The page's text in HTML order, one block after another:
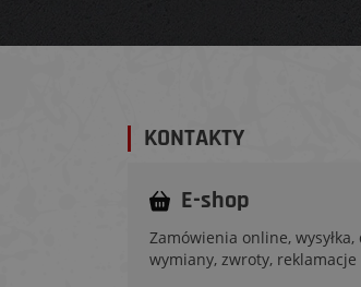
KONTAKTY
E-shop
Zamówienia online, wysyłka,
wymiany, zwroty, reklamacje